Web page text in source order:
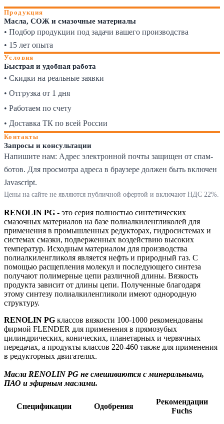
Продукция
Масла, СОЖ и смазочные материалы
• Подбор продукции под задачи вашего производства
• 15 лет опыта
Условия
Быстрая и удобная работа
• Скидки на реальные заявки
• Отгрузка от 1 дня
• Работаем по счету
• Доставка ТК по всей России
Контакты
Запросы и консультации
Напишите нам: Адрес электронной почты защищен от спам-
ботов. Для просмотра адреса в браузере должен быть включен
Javascript.
Цены на сайте не являются публичной офертой и включают НДС 22%.
RENOLIN PG - это серия полностью синтетических
смазочных материалов на базе полиалкиленгликолей для
применения в промышленных редукторах, гидросистемах и
системах смазки, подверженных воздействию высоких
температур. Исходным материалом для производства
полиалкиленгликоля является нефть и природный газ. С
помощью расщепления молекул и последующего синтеза
получают полимерные цепи различной длины. Вязкость
продукта зависит от длины цепи. Полученные благодаря
этому синтезу полиалкиленгликоли имеют однородную
структуру.
RENOLIN PG классов вязкости 100-1000 рекомендованы
фирмой FLENDER для применения в прямозубых
цилиндрических, конических, планетарных и червячных
передачах, а продукты классов 220-460 также для применения
в редукторных двигателях.
Масла RENOLIN PG не смешиваются с минеральными,
ПАО и эфирным маслами.
Спецификации Одобрения
Рекомендации
Fuchs